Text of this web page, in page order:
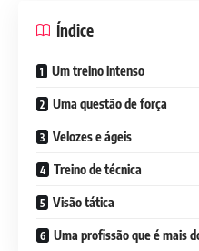
Índice
Um treino intenso
Uma questão de força
Velozes e ágeis
Treino de técnica
Visão tática
Uma profissão que é mais